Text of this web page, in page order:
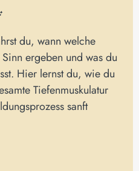
du, wann welche
ergeben und was du
Hier lernst du, wie du
Tiefenmuskulatur
sanft